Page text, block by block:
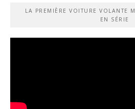
LA PREMIÈRE VOITURE VOLANTE
EN SÉRIE